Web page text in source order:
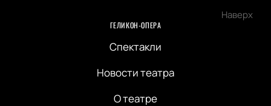
Наверх
ГЕЛИКОН-ОПЕРА
Спектакли
Новости театра
О театре